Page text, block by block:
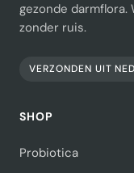
gezonde
zonder ruis.
VERZONDEN UIT
SHOP
Probiotica